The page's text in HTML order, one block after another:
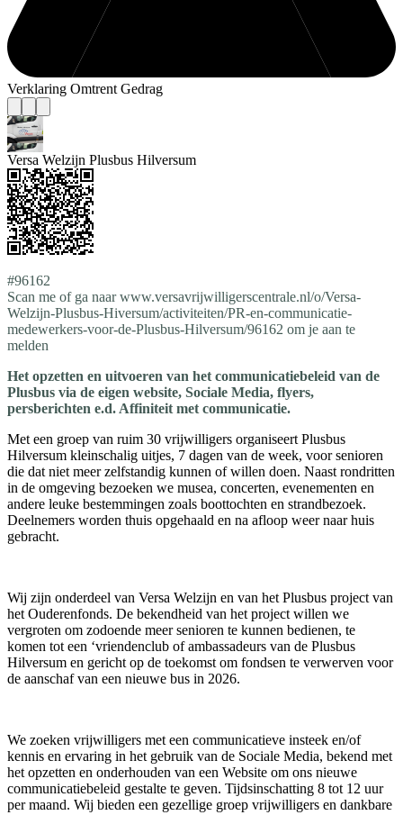
Verklaring Omtrent Gedrag
Versa Welzijn Plusbus Hilversum
#96162
Scan me of ga naar www.versavrijwilligerscentrale.nl/o/Versa-
Welzijn-Plusbus-Hiversum/activiteiten/PR-en-communicatie-
medewerkers-voor-de-Plusbus-Hilversum/96162 om je aan te
melden
Het opzetten en uitvoeren van het communicatiebeleid van de
Plusbus via de eigen website, Sociale Media, flyers,
persberichten e.d. Affiniteit met communicatie.
Met een groep van ruim 30 vrijwilligers organiseert Plusbus
Hilversum kleinschalig uitjes, 7 dagen van de week, voor senioren
die dat niet meer zelfstandig kunnen of willen doen. Naast rondritten
in de omgeving bezoeken we musea, concerten, evenementen en
andere leuke bestemmingen zoals boottochten en strandbezoek.
Deelnemers worden thuis opgehaald en na afloop weer naar huis
gebracht.
Wij zijn onderdeel van Versa Welzijn en van het Plusbus project van
het Ouderenfonds. De bekendheid van het project willen we
vergroten om zodoende meer senioren te kunnen bedienen, te
komen tot een ‘vriendenclub of ambassadeurs van de Plusbus
Hilversum en gericht op de toekomst om fondsen te verwerven voor
de aanschaf van een nieuwe bus in 2026.
We zoeken vrijwilligers met een communicatieve insteek en/of
kennis en ervaring in het gebruik van de Sociale Media, bekend met
het opzetten en onderhouden van een Website om ons nieuwe
communicatiebeleid gestalte te geven. Tijdsinschatting 8 tot 12 uur
per maand. Wij bieden een gezellige groep vrijwilligers en dankbare